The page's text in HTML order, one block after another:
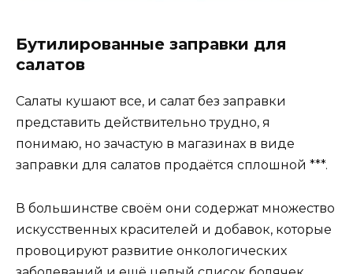
Бутилированные заправки для
салатов
Салаты кушают все, и салат без заправки
представить действительно трудно, я
понимаю, но зачастую в магазинах в виде
заправки для салатов продаётся сплошной ***.
В большинстве своём они содержат множество
искусственных красителей и добавок, которые
провоцируют развитие онкологических